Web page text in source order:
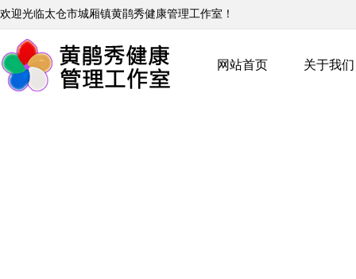
欢迎光临太仓市城厢镇黄鹃秀健康管理工作室！
网站首页 关于我们